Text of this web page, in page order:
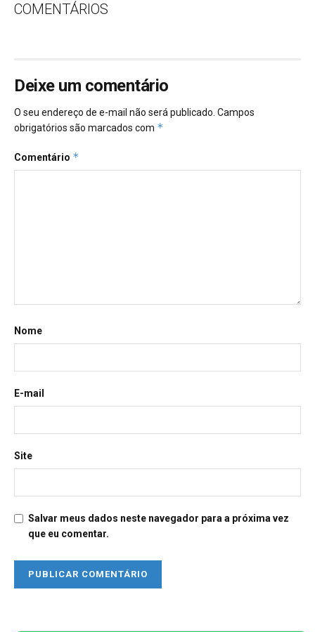
COMENTÁRIOS
Deixe um comentário
O seu endereço de e-mail não será publicado. Campos
obrigatórios são marcados com *
Comentário *
Nome
E-mail
Site
Salvar meus dados neste navegador para a próxima vez
que eu comentar.